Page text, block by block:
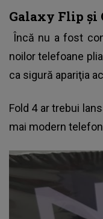
Galaxy Flip şi
Încă nu a fost
noilor telefoane
ca sigură apariţia
Fold 4 ar trebui
mai modern